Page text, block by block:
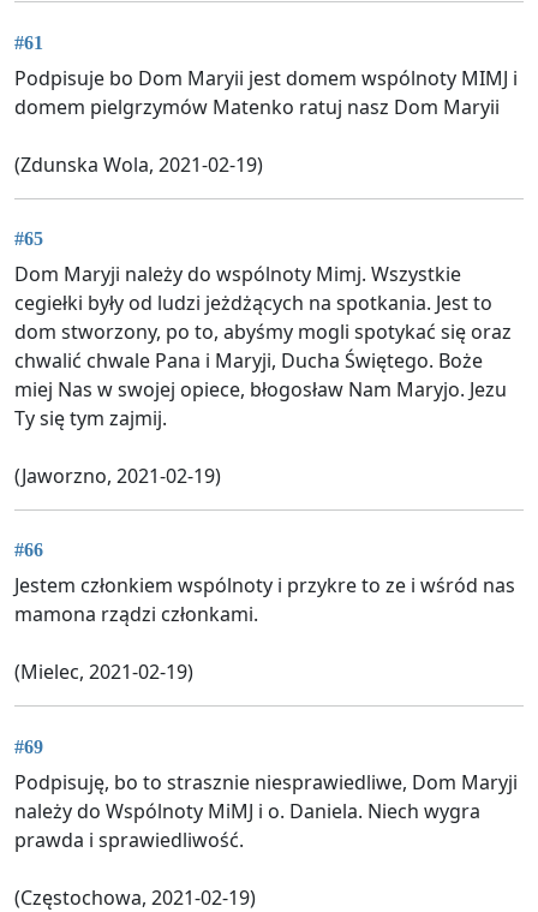
#61
Podpisuje bo Dom Maryii jest domem wspólnoty MIMJ i
domem pielgrzymów Matenko ratuj nasz Dom Maryii
(Zdunska Wola, 2021-02-19)
#65
Dom Maryji należy do wspólnoty Mimj. Wszystkie
cegiełki były od ludzi jeżdżących na spotkania. Jest to
dom stworzony, po to, abyśmy mogli spotykać się oraz
chwalić chwale Pana i Maryji, Ducha Świętego. Boże
miej Nas w swojej opiece, błogosław Nam Maryjo. Jezu
Ty się tym zajmij.
(Jaworzno, 2021-02-19)
#66
Jestem członkiem wspólnoty i przykre to ze i wśród nas
mamona rządzi członkami.
(Mielec, 2021-02-19)
#69
Podpisuję, bo to strasznie niesprawiedliwe, Dom Maryji
należy do Wspólnoty MiMJ i o. Daniela. Niech wygra
prawda i sprawiedliwość.
(Częstochowa, 2021-02-19)